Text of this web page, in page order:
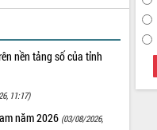
nền tảng số của tỉnh
11:17)
năm 2026 (03/08/2026,